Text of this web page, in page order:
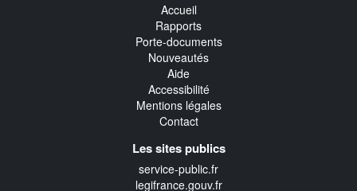
Accueil
Rapports
Porte-documents
Nouveautés
Aide
Accessibilité
Mentions légales
Contact
Les sites publics
service-public.fr
legifrance.gouv.fr